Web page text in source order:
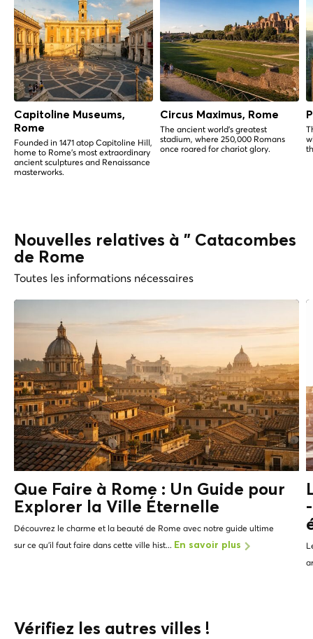
Capitoline Museums,
Rome
Founded in 1471 atop Capitoline Hill,
home to Rome's most extraordinary
ancient sculptures and Renaissance
masterworks.
Circus Maximus, Rome
The ancient world's greatest
stadium, where 250,000 Romans
once roared for chariot glory.
Nouvelles relatives à " Catacombes
de Rome
Toutes les informations nécessaires
Que Faire à Rome : Un Guide pour
Explorer la Ville Éternelle
Découvrez le charme et la beauté de Rome avec notre guide ultime
sur ce qu'il faut faire dans cette ville hist... En savoir plus
Vérifiez les autres villes !